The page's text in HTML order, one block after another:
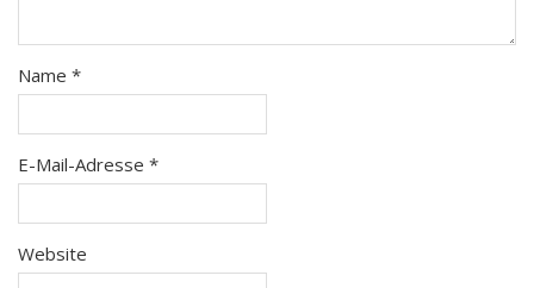
Name *
E-Mail-Adresse *
Website